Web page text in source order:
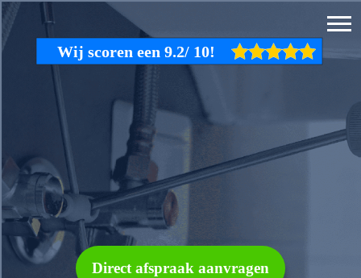
Direct afspraak aanvragen